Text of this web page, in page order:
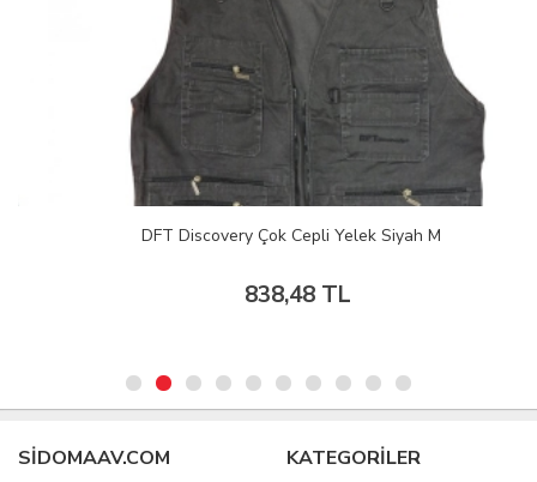
DFT Discovery Çok Cepli Yelek Siyah M
838,48 TL
SIDOMAAV.COM KATEGORİLER